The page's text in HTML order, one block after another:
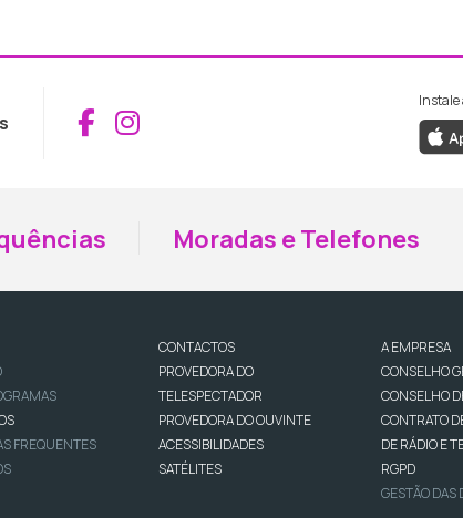
Aceder ao Facebook da
Aceder ao Instagram da
Instale
Moradas e Telefones
FREQUENTES
CONTACTOS
PROVEDORA DO
TELESPECTADOR
PROVEDORA DO OUVINTE
ACESSIBILIDADES
SATÉLITES
A EMPRESA
CONSELHO
CONSELHO
CONTRATO
DE RÁDIO E
RGPD
GESTÃO DAS